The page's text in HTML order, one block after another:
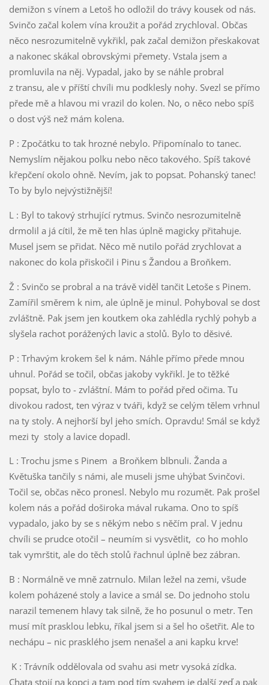
demižon s vínem a Letoš ho odložil do trávy kousek od nás.
Svinčo začal kolem vína kroužit a pořád zrychloval. Občas
něco nesrozumitelně vykřikl, pak začal demižon přeskakovat
a nakonec skákal obrovskými přemety. Vstala jsem a
promluvila na něj. Vypadal, jako by se náhle probral
z transu, ale v příští chvíli mu podklesly nohy. Svezl se přímo
přede mě a hlavou mi vrazil do kolen. No, o něco nebo spíš
o dost výš než mám kolena.
P : Zpočátku to tak hrozné nebylo. Připomínalo to tanec.
Nemyslím nějakou polku nebo něco takového. Spíš takové
křepčení okolo ohně. Nevím, jak to popsat. Pohanský tanec!
To by bylo nejvýstižnější!
L : Byl to takový strhující rytmus. Svinčo nesrozumitelně
drmolil a já cítil, že mě ten hlas úplně magicky přitahuje.
Musel jsem se přidat. Něco mě nutilo pořád zrychlovat a
nakonec do kola přiskočil i Pinu s Žandou a Broňkem.
Ž : Svinčo se probral a na trávě viděl tančit Letoše s Pinem.
Zamířil směrem k nim, ale úplně je minul. Pohyboval se dost
zvláštně. Pak jsem jen koutkem oka zahlédla rychlý pohyb a
slyšela rachot porážených lavic a stolů. Bylo to děsivé.
P : Trhavým krokem šel k nám. Náhle přímo přede mnou
uhnul. Pořád se točil, občas jakoby vykřikl. Je to těžké
popsat, bylo to - zvláštní. Mám to pořád před očima. Tu
divokou radost, ten výraz v tváři, když se celým tělem vrhnul
na ty stoly. A nejhorší byl jeho smích. Opravdu! Smál se když
mezi ty stoly a lavice dopadl.
L : Trochu jsme s Pinem a Broňkem blbnuli. Žanda a
Květuška tančily s námi, ale museli jsme uhýbat Svinčovi.
Točil se, občas něco pronesl. Nebylo mu rozumět. Pak prošel
kolem nás a pořád doširoka mával rukama. Ono to spíš
vypadalo, jako by se s někým nebo s něčím pral. V jednu
chvíli se prudce otočil – neumím si vysvětlit, co ho mohlo
tak vymrštit, ale do těch stolů řachnul úplně bez zábran.
B : Normálně ve mně zatrnulo. Milan ležel na zemi, všude
kolem poházené stoly a lavice a smál se. Do jednoho stolu
narazil temenem hlavy tak silně, že ho posunul o metr. Ten
musí mít prasklou lebku, říkal jsem si a šel ho ošetřit. Ale to
nechápu – nic prasklého jsem nenašel a ani kapku krve!
K : Trávník oddělovala od svahu asi metr vysoká zídka.
Chata stojí na kopci a tam pod tím svahem je další zeď a pak